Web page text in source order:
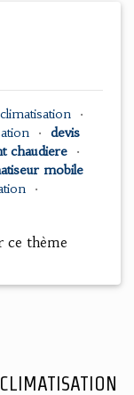
•
• devis
chaudiere
•
mobile
•
ce thème